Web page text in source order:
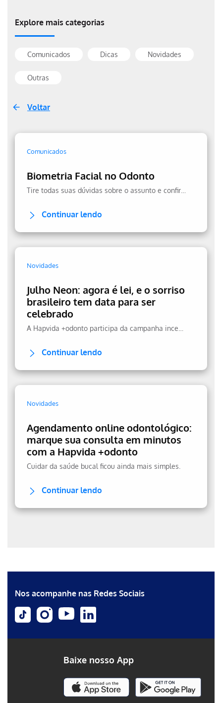
Explore mais categorias
Comunicados Dicas Novidades
Outras
Voltar
Comunicados
Biometria Facial no Odonto
Continuar lendo
Novidades
Julho Neon: agora é lei, e o sorriso
brasileiro tem data para ser
celebrado
Continuar lendo
Novidades
Agendamento online odontológico:
marque sua consulta em minutos
com a Hapvida +odonto
Cuidar da saúde bucal ficou ainda mais simples.
Continuar lendo
Nos acompanhe nas Redes Sociais
Baixe nosso App